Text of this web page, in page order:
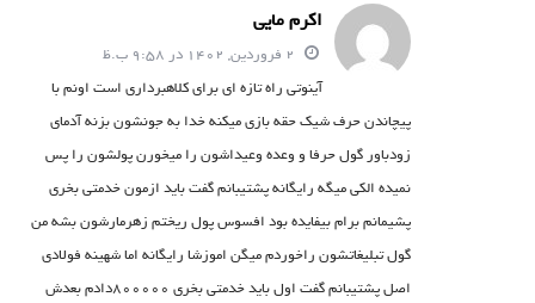
اکرم مایی
آینوتی راه تازه ای برای کلاهبرداری است اونم با
پیچاندن حرف شیک حقه بازی میکنه خدا به جونشون بزنه آدمای
زودباور گول حرفا و وعده وعیداشون را میخورن پولشون را پس
نمیده الکی میگه رایگانه پشتیبانم گفت باید ازمون خدمتی بخری
پشیمانم برام بیفایده بود افسوس پول ریختم زهرمارشون بشه من
گول تبلیغاتشون راخوردم میگن اموزشا رایگانه اما شهینه فولادی
اصل پشتیبانم گفت اول باید خدمتی بخری 800000دادم بعدش